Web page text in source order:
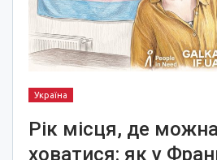
Україна
Рік місця, де
ховатися: як у